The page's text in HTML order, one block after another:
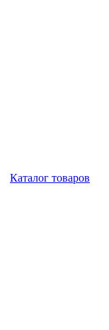
Каталог товаров